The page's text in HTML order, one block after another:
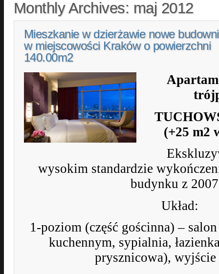
Monthly Archives: maj 2012
Mieszkanie w dzierżawie nowe
w miejscowości Kraków o powierzchni
140.00m2
(+25 m2
wysokim standardzie
budynku z
Układ:
1-poziom (część gościnna) –
kuchennym, sypialnia,
prysznicowa), wyjście